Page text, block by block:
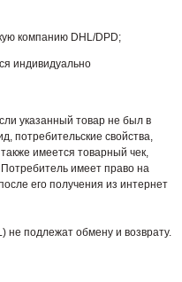
компанию DHL/DPD;
индивидуально
указанный товар не был в
потребительские свойства,
имеется товарный чек,
имеет право на
его получения из интернет
не подлежат обмену и возврату.